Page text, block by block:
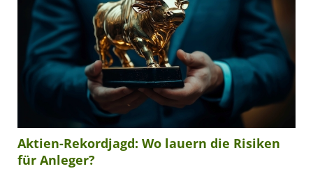
Aktien-Rekordjagd: Wo lauern die Risiken
für Anleger?